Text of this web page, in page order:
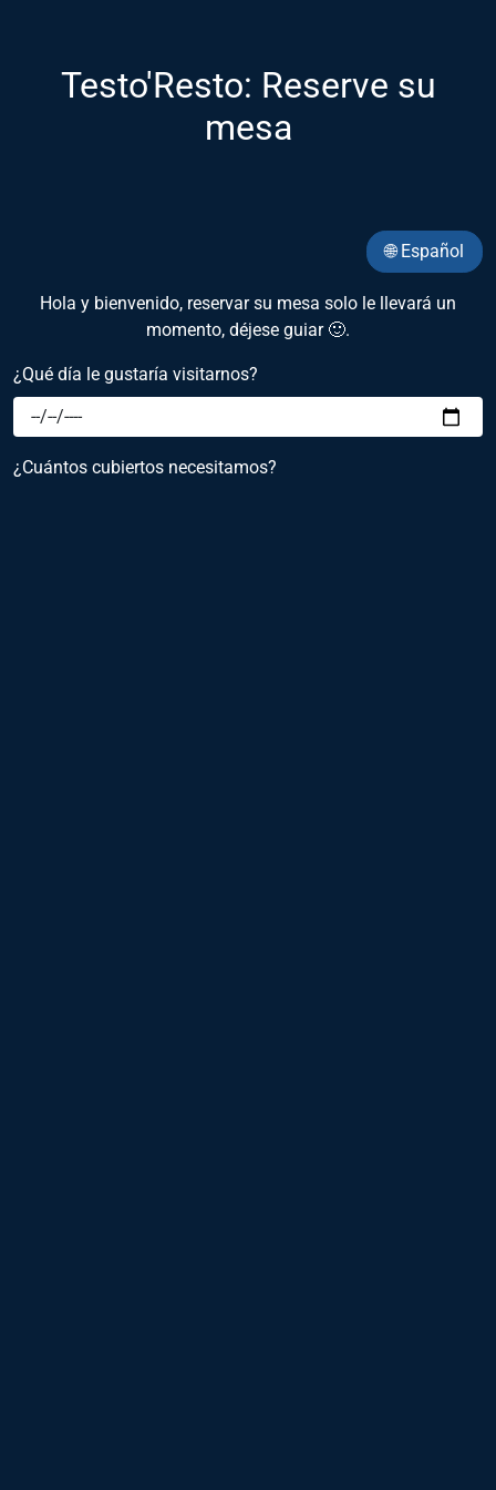
Testo'Resto: Reserve su
mesa
🌐 Español
Hola y bienvenido, reservar su mesa solo le llevará un
momento, déjese guiar 🙂.
¿Qué día le gustaría visitarnos?
¿Cuántos cubiertos necesitamos?